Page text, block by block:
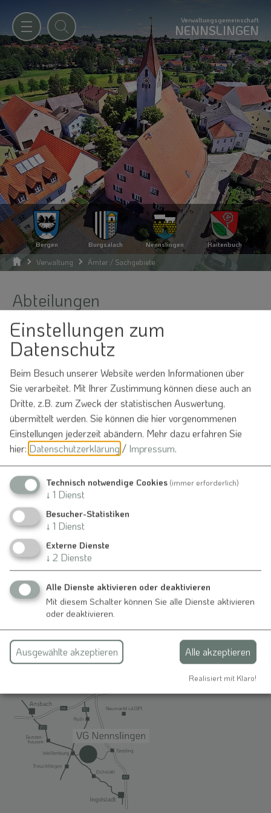
Verwaltungsgemeinschaft
NENNSLINGEN
Bergen Burgsalach Nennslingen Raitenbuch
Verwaltung Ämter / Sachgebiete
Abteilungen
Gewerbeamt
Mitarbeiter
Weglehner Theresa
Kontakt
Schmiedgasse 1
91790 Nennslingen
09147-9411-0
info@vg-nennslingen.de
Einstellungen zum
Datenschutz
Beim Besuch unserer Website werden Informationen über
Sie verarbeitet. Mit Ihrer Zustimmung können diese auch an
Dritte, z.B. zum Zweck der statistischen Auswertung,
übermittelt werden. Sie können die hier vorgenommenen
Einstellungen jederzeit abändern. Mehr dazu erfahren Sie
hier: Datenschutzerklärung/ Impressum.
Technisch notwendige Cookies (immer erforderlich)
↓ 1 Dienst
Besucher-Statistiken
↓ 1 Dienst
Externe Dienste
↓ 2 Dienste
Alle Dienste aktivieren oder deaktivieren
Mit diesem Schalter können Sie alle Dienste aktivieren
oder deaktivieren.
Ausgewählte akzeptieren Alle akzeptieren
Realisiert mit Klaro!